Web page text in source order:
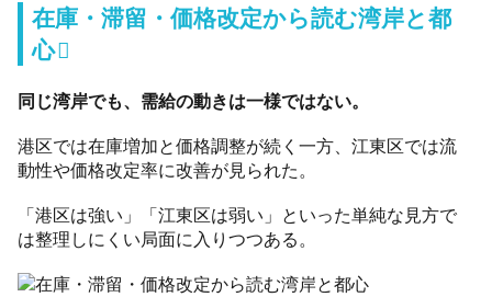
在庫・滞留・価格改定から読む湾岸と都
心
同じ湾岸でも、需給の動きは一様ではない。
港区では在庫増加と価格調整が続く一方、江東区では流
動性や価格改定率に改善が見られた。
「港区は強い」「江東区は弱い」といった単純な見方で
は整理しにくい局面に入りつつある。